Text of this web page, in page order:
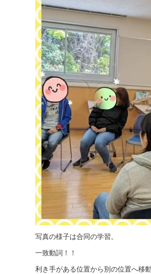
写真の様子は合同の学習。
一致動詞！！
利き手がある位置から別の位置へ移